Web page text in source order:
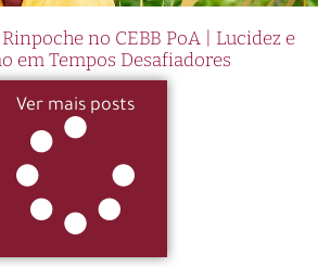
no CEBB PoA | Lucidez e
em Tempos Desafiadores
Ver mais posts